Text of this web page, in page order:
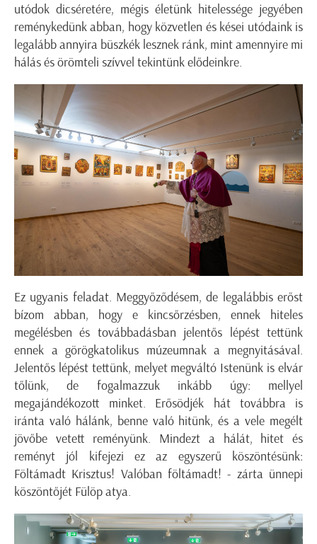
utódok dicséretére, mégis életünk hitelessége jegyében
reménykedünk abban, hogy közvetlen és kései utódaink is
legalább annyira büszkék lesznek ránk, mint amennyire mi
hálás és örömteli szívvel tekintünk elődeinkre.
Ez ugyanis feladat. Meggyőződésem, de legalábbis erőst
bízom abban, hogy e kincsőrzésben, ennek hiteles
megélésben és továbbadásban jelentős lépést tettünk
ennek a görögkatolikus múzeumnak a megnyitásával.
Jelentős lépést tettünk, melyet megváltó Istenünk is elvár
tőlünk, de fogalmazzuk inkább úgy: mellyel
megajándékozott minket. Erősödjék hát továbbra is
iránta való hálánk, benne való hitünk, és a vele megélt
jövőbe vetett reményünk. Mindezt a hálát, hitet és
reményt jól kifejezi ez az egyszerű köszöntésünk:
Föltámadt Krisztus! Valóban föltámadt! - zárta ünnepi
köszöntőjét Fülöp atya.